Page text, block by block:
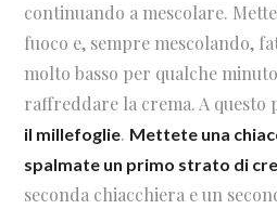
continuando a mescolare.
fuoco e, sempre mescolando,
molto basso per qualche
raffreddare la crema. A questo
il millefoglie. Mettete una
spalmate un primo strato di
seconda chiacchiera e un